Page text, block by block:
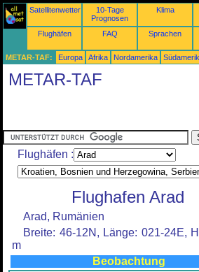
Satellitenwetter
10-Tage
Prognosen
Klima
Flughäfen FAQ Sprachen
METAR-TAF: Europa Afrika Nordamerika
METAR-TAF
Flughäfen :
Flughafen Arad
Arad, Rumänien
Breite: 46-12N, Länge: 021-24E,
m
Beobachtung